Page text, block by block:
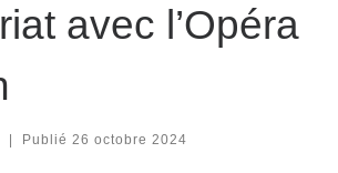
avec l’Opéra
| Publié 26 octobre 2024